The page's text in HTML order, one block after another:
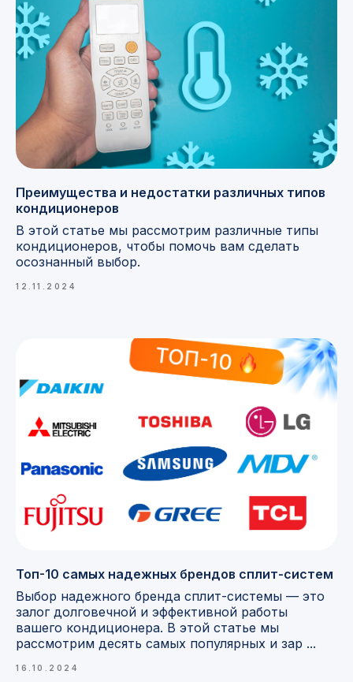
Преимущества и недостатки различных типов
кондиционеров
В этой статье мы рассмотрим различные типы
кондиционеров, чтобы помочь вам сделать
осознанный выбор.
12.11.2024
Топ-10 самых надежных брендов сплит-систем
Выбор надежного бренда сплит-системы — это
залог долговечной и эффективной работы
вашего кондиционера. В этой статье мы
рассмотрим десять самых популярных и зар ...
16.10.2024